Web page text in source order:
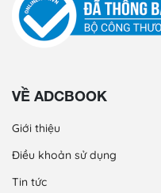
VỀ ADCBOOK
Giới thiệu
Điều khoản sử dụng
Tin tức